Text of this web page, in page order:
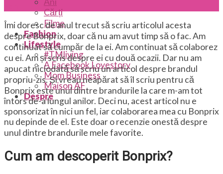
Cărți
Filme
Fashion
Lifestyle
#TMliving
A Facebook Lovestory
Mom Business
Maison AF
Despre
Îmi doresc de anul trecut să scriu articolul acesta
despre Bonprix, doar că nu am avut timp să o fac. Am
continuat să cumpăr de la ei. Am continuat să colaborez
cu ei. Am și scris despre ei cu două ocazii. Dar nu am
apucat niciodată să scriu un articol despre brandul
propriu-zis. Și vreau neapărat să îl scriu pentru că
Bonprix este unul dintre brandurile la care m-am tot
întors de-a lungul anilor. Deci nu, acest articol nu e
sponsorizat în nici un fel, iar colaborarea mea cu Bonprix
nu depinde de el. Este doar o recenzie onestă despre
unul dintre brandurile mele favorite.
Cum am descoperit Bonprix?